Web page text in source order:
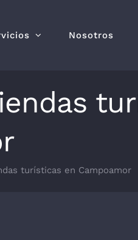
Nosotros
turísticas en Campoamor